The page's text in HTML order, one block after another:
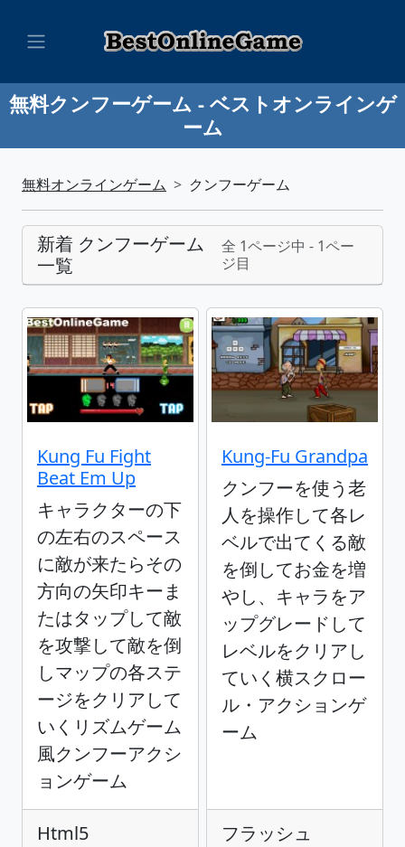
無料クンフーゲーム - ベストオンラインゲ
ーム
無料オンラインゲーム クンフーゲーム
新着 クンフーゲーム
一覧
全 1ページ中 - 1ペー
ジ目
Kung Fu Fight
Beat Em Up
キャラクターの下
の左右のスペース
に敵が来たらその
方向の矢印キーま
たはタップして敵
を攻撃して敵を倒
しマップの各ステ
ージをクリアして
いくリズムゲーム
風クンフーアクシ
ョンゲーム
Html5
Kung-Fu Grandpa
クンフーを使う老
人を操作して各レ
ベルで出てくる敵
を倒してお金を増
やし、キャラをア
ップグレードして
レベルをクリアし
ていく横スクロー
ル・アクションゲ
ーム
フラッシュ